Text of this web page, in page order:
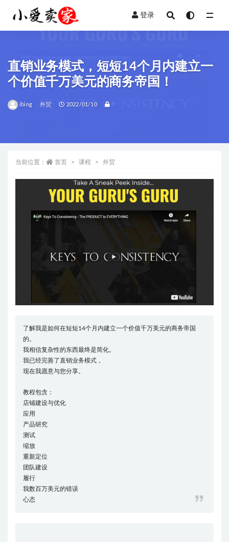
登录
直销业务模式，短短14个月内建立一
个价值千万美元的商务帝国！
ibing 外贸 2022/01/10
当前位置： 首页 课程 外贸
了解我是如何在短短14个月内建立一个价值千万美元的商务帝国
的。
我相信复杂性的东西最终是简化。
我已经完善了直销业务模式，
现在我愿意与您分享。
教程包含：
店铺建设与优化
应用
产品研究
测试
缩放
重新定位
团队建设
履行
我数百万美元的错误
心态